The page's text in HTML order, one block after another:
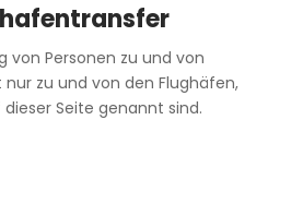
von Personen zu und von
zu und von den Flughäfen,
Seite genannt sind.